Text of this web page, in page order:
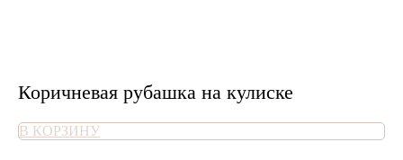
Коричневая рубашка на кулиске
В КОРЗИНУ